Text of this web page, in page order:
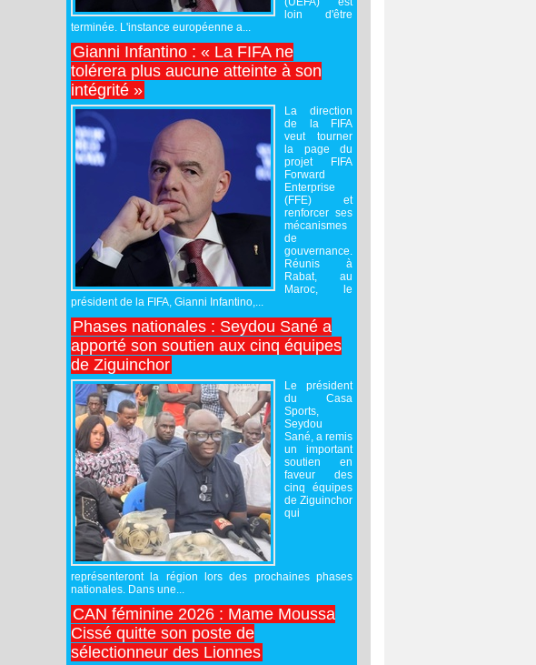
loin d'être
terminée. L'instance européenne a...
Gianni Infantino : « La FIFA ne
tolérera plus aucune atteinte à son
intégrité »
La direction
de la FIFA
veut tourner
la page du
projet FIFA
Forward
Enterprise
(FFE) et
renforcer ses
mécanismes
de
gouvernance.
Réunis à
Rabat, au
Maroc, le
président de la FIFA, Gianni Infantino,...
Phases nationales : Seydou Sané a
apporté son soutien aux cinq équipes
de Ziguinchor
Le président
du Casa
Sports,
Seydou
Sané, a remis
un important
soutien en
faveur des
cinq équipes
de Ziguinchor
qui
représenteront la région lors des prochaines phases
nationales. Dans une...
CAN féminine 2026 : Mame Moussa
Cissé quitte son poste de
sélectionneur des Lionnes